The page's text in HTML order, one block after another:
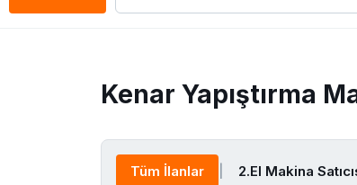
Kenar Yapıştırma
Tüm İlanlar 2.El Makina